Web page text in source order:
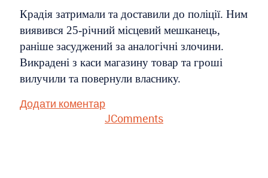
Крадія затримали та доставили до поліції. Ним
виявився 25-річний місцевий мешканець,
раніше засуджений за аналогічні злочини.
Викрадені з каси магазину товар та гроші
вилучили та повернули власнику.
Додати коментар
JComments